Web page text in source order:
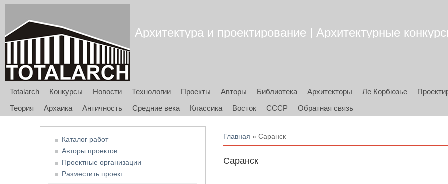
Архитектура и проектирование | Архитектурные
Totalarch Конкурсы Новости Технологии Проекты Авторы Библиотека Архитекторы Ле Корбюзье
Теория
Архаика Античность Средние века Классика Восток СССР Обратная связь
Вы здесь
Главная » Саранск
Саранск
Каталог работ
Авторы проектов
Проектные организации
Разместить проект